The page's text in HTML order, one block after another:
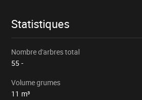
Statistiques
Nombre d'arbres total
55 -
Volume grumes
11 m³